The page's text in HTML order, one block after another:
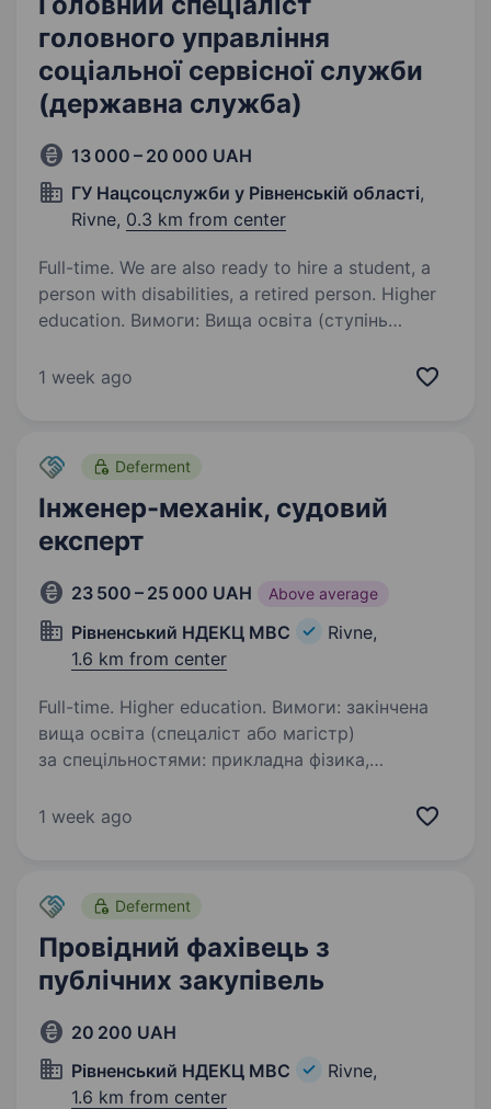
головного управління
соціальної сервісної служби
(державна служба)
13 000 – 20 000 UAH
ГУ Нацсоцслужби у Рівненській області,
Rivne, 0.3 km from center
Full-time. We are also ready to hire a student, a
person with disabilities, a retired person. Higher
education. Вимоги: Вища освіта (ступінь
бакалавра). Вільне володіння державною
відповідно до Закону України…
1 week ago
Deferment
Інженер-механік, судовий
експерт
23 500 – 25 000 UAH Above average
Рівненський НДЕКЦ МВС
Rivne,
1.6 km from center
Full-time. Higher education. Вимоги: закінчена
вища освіта (спецаліст або магістр)
за спецільностями: прикладна фізика,
галузеве машинобудування, енергетичне
1 week ago
Deferment
Провідний фахівець з
публічних закупівель
20 200 UAH
Рівненський НДЕКЦ МВС
Rivne,
1.6 km from center